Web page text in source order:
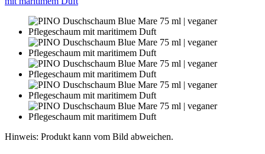
Hinweis: Produkt kann vom Bild abweichen.